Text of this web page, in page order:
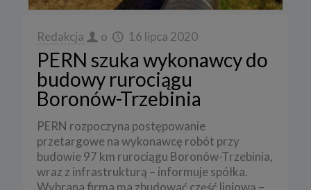
Redakcja o 16 lipca 2020
PERN szuka wykonawcy do
budowy rurociągu
Boronów-Trzebinia
PERN rozpoczyna postępowanie
przetargowe na wykonawcę robót przy
budowie 97 km rurociągu Boronów-Trzebinia,
wraz z infrastrukturą – informuje spółka.
Wybrana firma ma zbudować część liniową –